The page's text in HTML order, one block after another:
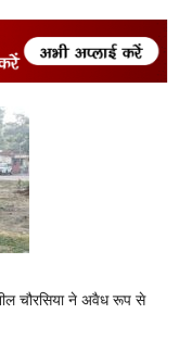
चौरसिया ने अवैध रूप से